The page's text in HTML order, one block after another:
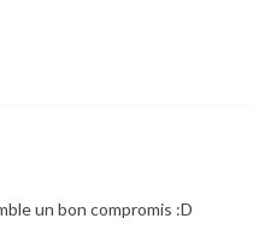
un bon compromis :D